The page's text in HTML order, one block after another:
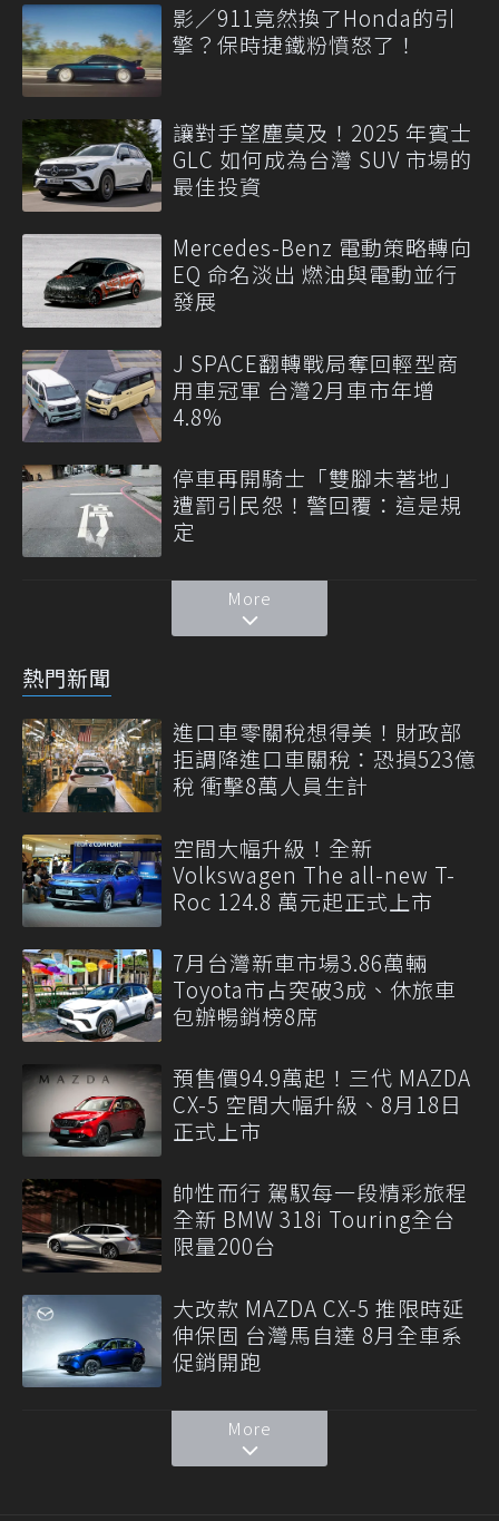
影／911竟然換了Honda的引
擎？保時捷鐵粉憤怒了！
讓對手望塵莫及！2025 年賓士
GLC 如何成為台灣 SUV 市場的
最佳投資
Mercedes-Benz 電動策略轉向
EQ 命名淡出 燃油與電動並行
發展
J SPACE翻轉戰局奪回輕型商
用車冠軍 台灣2月車市年增
4.8%
停車再開騎士「雙腳未著地」
遭罰引民怨！警回覆：這是規
定
More
熱門新聞
進口車零關稅想得美！財政部
拒調降進口車關稅：恐損523億
稅 衝擊8萬人員生計
空間大幅升級！全新
Volkswagen The all-new T-
Roc 124.8 萬元起正式上市
7月台灣新車市場3.86萬輛
Toyota市占突破3成、休旅車
包辦暢銷榜8席
預售價94.9萬起！三代 MAZDA
CX-5 空間大幅升級、8月18日
正式上市
帥性而行 駕馭每一段精彩旅程
全新 BMW 318i Touring全台
限量200台
大改款 MAZDA CX-5 推限時延
伸保固 台灣馬自達 8月全車系
促銷開跑
More